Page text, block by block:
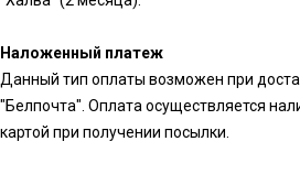
Наложенный платеж
Данный тип оплаты возможен при
"Белпочта". Оплата осуществляется
картой при получении посылки.